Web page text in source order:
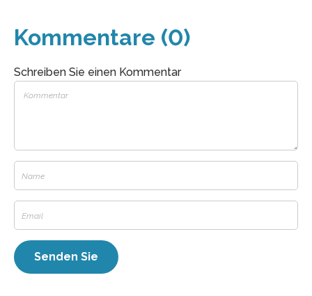
Kommentare (0)
Schreiben Sie einen Kommentar